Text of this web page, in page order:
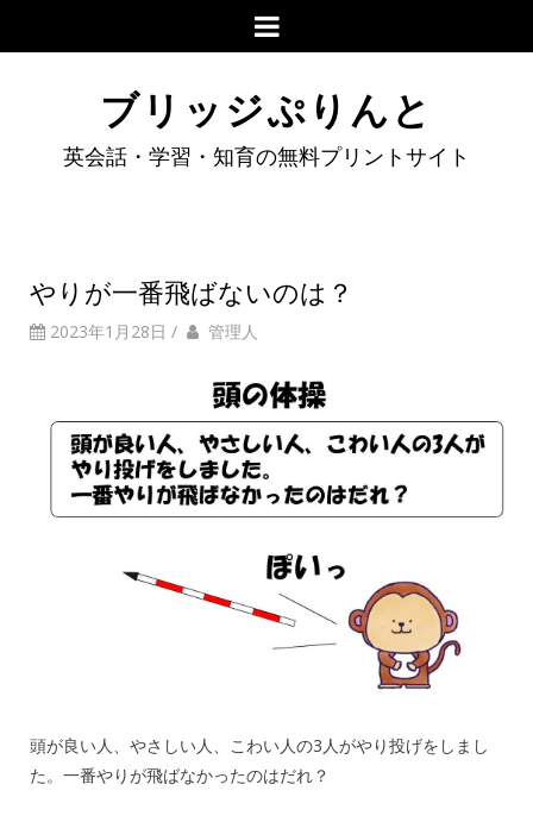
ブリッジぷりんと
英会話・学習・知育の無料プリントサイト
やりが一番飛ばないのは？
2023年1月28日 / 管理人
頭が良い人、やさしい人、こわい人の3人がやり投げをしまし
た。一番やりが飛ばなかったのはだれ？